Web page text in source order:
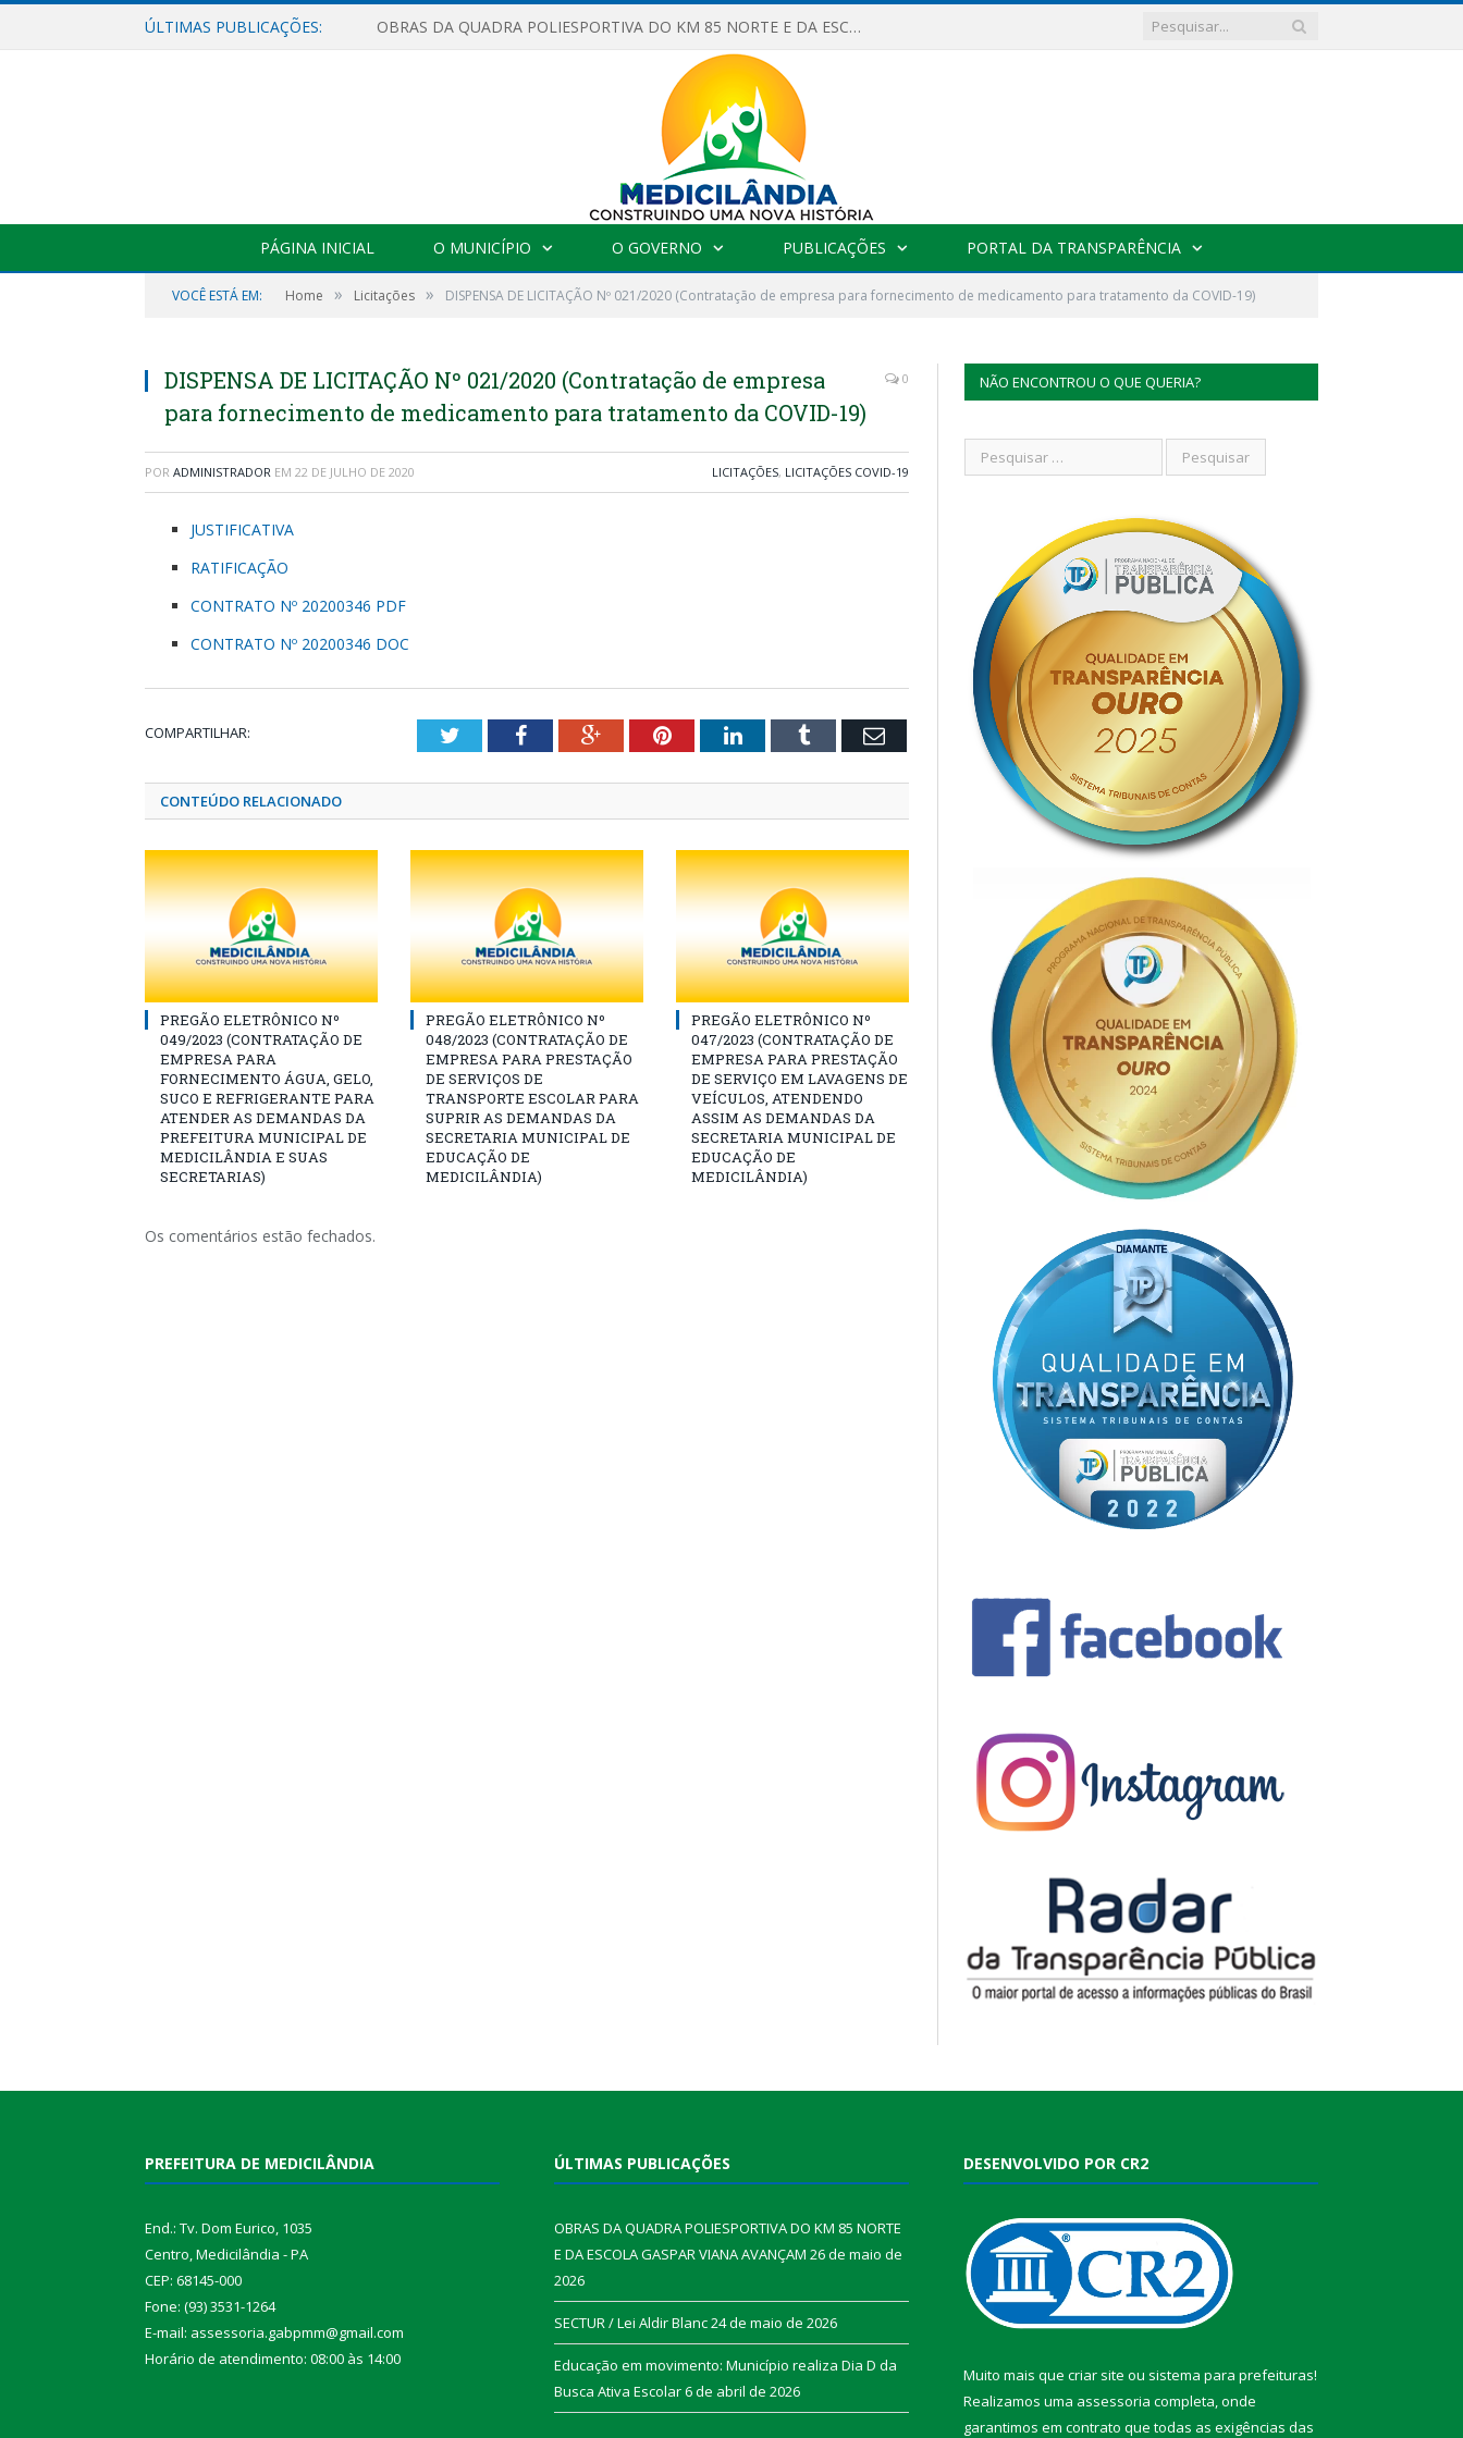
ÚLTIMAS PUBLICAÇÕES: OBRAS DA QUADRA POLIESPORTIVA DO KM 85 NORTE E DA ESCOLA GASPAR VIANA AVANÇAM
PÁGINA INICIAL O MUNICÍPIO O GOVERNO PUBLICAÇÕES PORTAL DA TRANSPARÊNCIA
VOCÊ ESTÁ EM: Home » Licitações » DISPENSA DE LICITAÇÃO Nº 021/2020 (Contratação de empresa para fornecimento de medicamento para tratamento da COVID-19)
DISPENSA DE LICITAÇÃO Nº 021/2020 (Contratação de empresa
para fornecimento de medicamento para tratamento da COVID-19)
0
POR ADMINISTRADOR EM 22 DE JULHO DE 2020 LICITAÇÕES, LICITAÇÕES COVID-19
JUSTIFICATIVA
RATIFICAÇÃO
CONTRATO Nº 20200346 PDF
CONTRATO Nº 20200346 DOC
COMPARTILHAR: TwitterFacebookGoogle+PinterestLinkedInTumblr Email
CONTEÚDO RELACIONADO
PREGÃO ELETRÔNICO Nº
049/2023 (CONTRATAÇÃO DE
EMPRESA PARA
FORNECIMENTO ÁGUA, GELO,
SUCO E REFRIGERANTE PARA
ATENDER AS DEMANDAS DA
PREFEITURA MUNICIPAL DE
MEDICILÂNDIA E SUAS
SECRETARIAS)
PREGÃO ELETRÔNICO Nº
048/2023 (CONTRATAÇÃO DE
EMPRESA PARA PRESTAÇÃO
DE SERVIÇOS DE
TRANSPORTE ESCOLAR PARA
SUPRIR AS DEMANDAS DA
SECRETARIA MUNICIPAL DE
EDUCAÇÃO DE
MEDICILÂNDIA)
PREGÃO ELETRÔNICO Nº
047/2023 (CONTRATAÇÃO DE
EMPRESA PARA PRESTAÇÃO
DE SERVIÇO EM LAVAGENS DE
VEÍCULOS, ATENDENDO
ASSIM AS DEMANDAS DA
SECRETARIA MUNICIPAL DE
EDUCAÇÃO DE
MEDICILÂNDIA)
Os comentários estão fechados.
NÃO ENCONTROU O QUE QUERIA?
PREFEITURA DE MEDICILÂNDIA
End.: Tv. Dom Eurico, 1035
Centro, Medicilândia - PA
CEP: 68145-000
Fone: (93) 3531-1264
E-mail: assessoria.gabpmm@gmail.com
Horário de atendimento: 08:00 às 14:00
ÚLTIMAS PUBLICAÇÕES
OBRAS DA QUADRA POLIESPORTIVA DO KM 85 NORTE
E DA ESCOLA GASPAR VIANA AVANÇAM 26 de maio de
2026
SECTUR / Lei Aldir Blanc24 de maio de 2026
Educação em movimento: Município realiza Dia D da
Busca Ativa Escolar6 de abril de 2026
DESENVOLVIDO POR CR2
Muito mais que criar site ou sistema para prefeituras!
Realizamos uma assessoria completa, onde
garantimos em contrato que todas as exigências das